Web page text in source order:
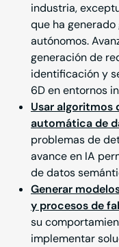
industria,
que ha
autónomos.
generación de
identificación y
6D en entornos
Usar algoritmos
automática de
problemas de
avance en IA
de datos
Generar
y procesos de
su
implementar